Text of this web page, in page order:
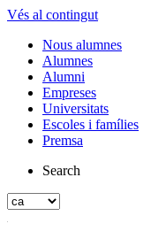
Vés al contingut
Nous alumnes
Alumnes
Alumni
Empreses
Universitats
Escoles i famílies
Premsa
Search